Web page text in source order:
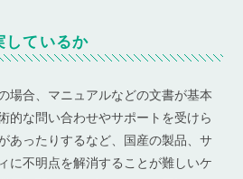
しているか
場合、マニュアルなどの文書が基本
的な問い合わせやサポートを受けら
あったりするなど、国産の製品、サ
に不明点を解消することが難しいケ